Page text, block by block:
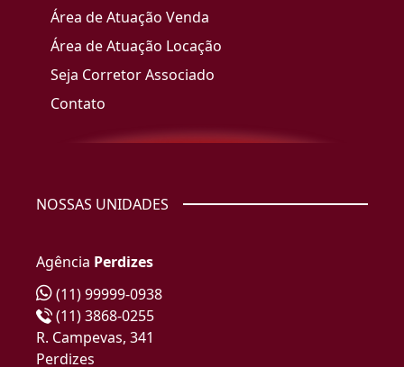
Área de Atuação Venda
Área de Atuação Locação
Seja Corretor Associado
Contato
NOSSAS UNIDADES
Agência Perdizes
(11) 99999-0938
(11) 3868-0255
R. Campevas, 341
Perdizes